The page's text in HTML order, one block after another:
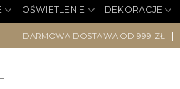
OŚWIETLENIE DEKORACJE
DARMOWA DOSTAWA OD 999 ZŁ |